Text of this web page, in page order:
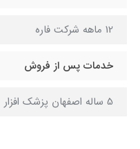
12 ماهه شرکت فاره
خدمات پس از فروش
5 ساله اصفهان پزشک افزار